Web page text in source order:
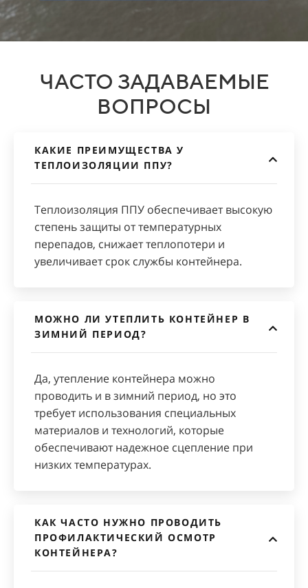
ЧАСТО ЗАДАВАЕМЫЕ
ВОПРОСЫ
КАКИЕ ПРЕИМУЩЕСТВА У
ТЕПЛОИЗОЛЯЦИИ ППУ?
Теплоизоляция ППУ обеспечивает высокую
степень защиты от температурных
перепадов, снижает теплопотери и
увеличивает срок службы контейнера.
МОЖНО ЛИ УТЕПЛИТЬ КОНТЕЙНЕР В
ЗИМНИЙ ПЕРИОД?
Да, утепление контейнера можно
проводить и в зимний период, но это
требует использования специальных
материалов и технологий, которые
обеспечивают надежное сцепление при
низких температурах.
КАК ЧАСТО НУЖНО ПРОВОДИТЬ
ПРОФИЛАКТИЧЕСКИЙ ОСМОТР
КОНТЕЙНЕРА?